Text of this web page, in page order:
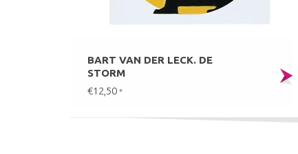
BART VAN DER LECK. DE
STORM
€12,50 *